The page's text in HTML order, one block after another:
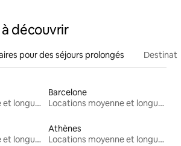
découvrir
pour des séjours prolongés
Locations moyenne et longue durée
Barcelone
Locations moyenne et longue durée
Locations moyenne et longue durée
Athènes
Locations moyenne et longue durée